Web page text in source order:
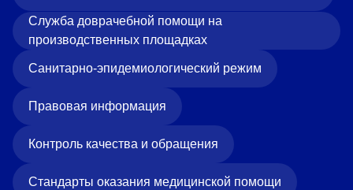
Служба доврачебной помощи на
производственных площадках
Санитарно-эпидемиологический режим
Правовая информация
Контроль качества и обращения
Стандарты оказания медицинской помощи